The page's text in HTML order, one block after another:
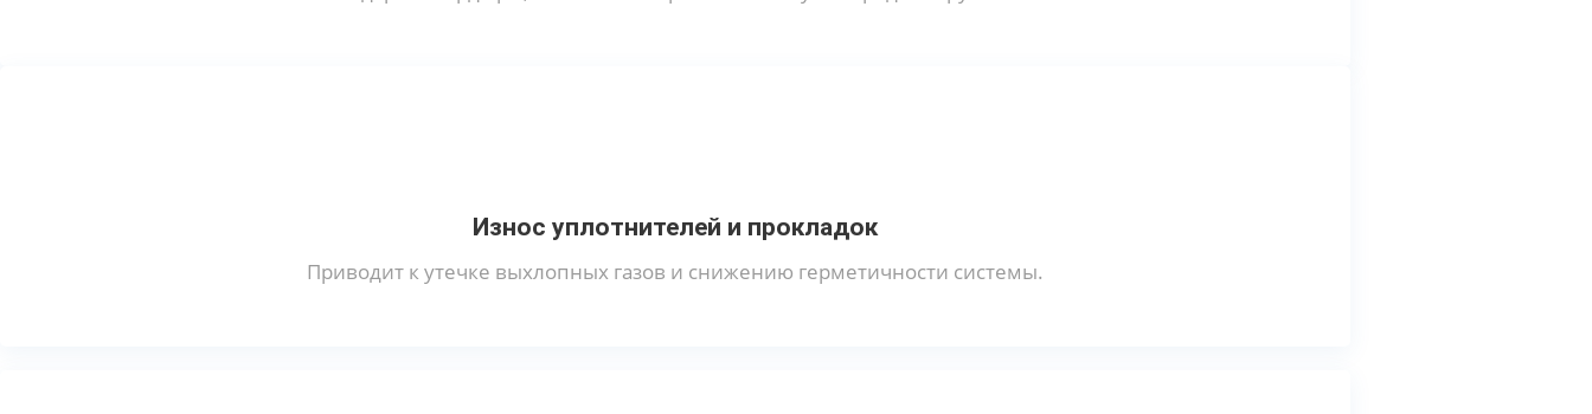
Износ уплотнителей и прокладок
Приводит к утечке выхлопных газов и снижению герметичности системы.